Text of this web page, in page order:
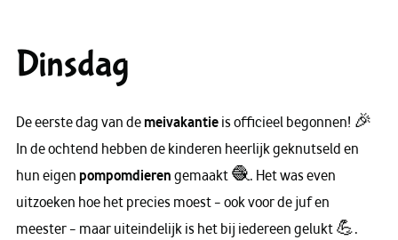
Dinsdag
De eerste dag van demeivakantieis officieel begonnen! 🎉
In de ochtend hebben de kinderen heerlijk geknutseld en
hun eigen pompomdierengemaakt 🧶. Het was even
uitzoeken hoe het precies moest – ook voor de juf en
meester – maar uiteindelijk is het bij iedereen gelukt 💪.